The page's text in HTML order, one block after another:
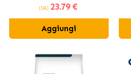
(DA) 23.79 €
Aggiungi